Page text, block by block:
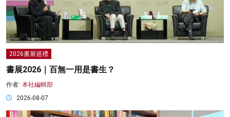
2026書展巡禮
書展2026｜百無一用是書生？
作者: 本社編輯部
2026-08-07